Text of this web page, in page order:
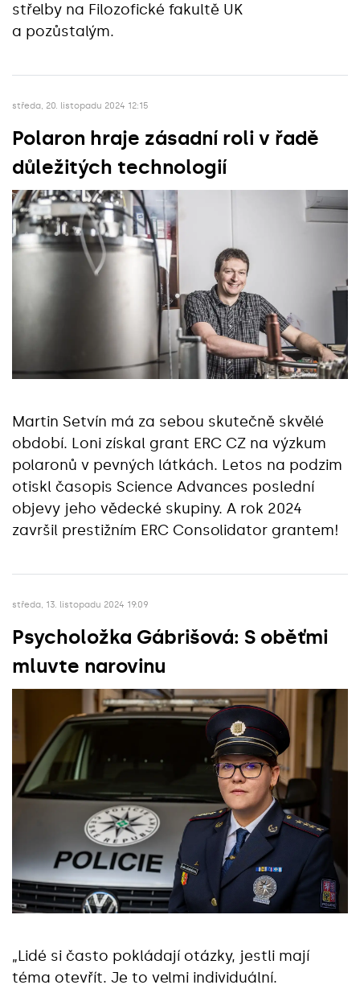
střelby na Filozofické fakultě UK
a pozůstalým.
středa, 20. listopadu 2024 12:15
Polaron hraje zásadní roli v řadě
důležitých technologií
Martin Setvín má za sebou skutečně skvělé
období. Loni získal grant ERC CZ na výzkum
polaronů v pevných látkách. Letos na podzim
otiskl časopis Science Advances poslední
objevy jeho vědecké skupiny. A rok 2024
završil prestižním ERC Consolidator grantem!
středa, 13. listopadu 2024 19:09
Psycholožka Gábrišová: S oběťmi
mluvte narovinu
„Lidé si často pokládají otázky, jestli mají
téma otevřít. Je to velmi individuální.